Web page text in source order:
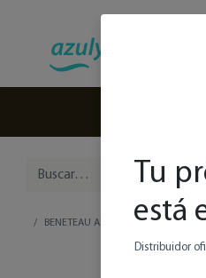
BENETEAU ANTARES 12
Tu
está
Distribuidor